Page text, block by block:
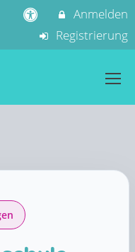
Anmelden
Registrierung